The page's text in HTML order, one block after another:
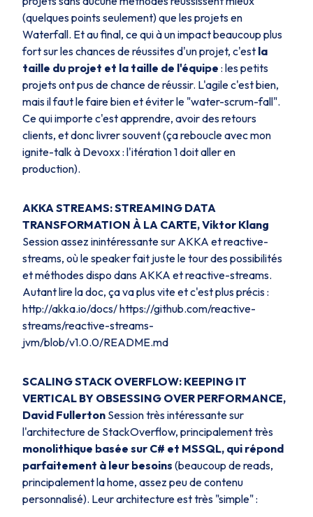
(quelques points seulement) que les projets en
Waterfall. Et au final, ce qui à un impact beaucoup plus
fort sur les chances de réussites d'un projet, c'est la
taille du projet et la taille de l'équipe : les petits
projets ont pus de chance de réussir. L'agile c'est bien,
mais il faut le faire bien et éviter le "water-scrum-fall".
Ce qui importe c'est apprendre, avoir des retours
clients, et donc livrer souvent (ça reboucle avec mon
ignite-talk à Devoxx : l'itération 1 doit aller en
production).
AKKA STREAMS: STREAMING DATA
TRANSFORMATION À LA CARTE, Viktor Klang
Session assez inintéressante sur AKKA et reactive-
streams, où le speaker fait juste le tour des possibilités
et méthodes dispo dans AKKA et reactive-streams.
Autant lire la doc, ça va plus vite et c'est plus précis :
http://akka.io/docs/ https://github.com/reactive-
streams/reactive-streams-
jvm/blob/v1.0.0/README.md
SCALING STACK OVERFLOW: KEEPING IT
VERTICAL BY OBSESSING OVER PERFORMANCE,
David Fullerton Session très intéressante sur
l'architecture de StackOverflow, principalement très
monolithique basée sur C# et MSSQL, qui répond
parfaitement à leur besoins (beaucoup de reads,
principalement la home, assez peu de contenu
personnalisé). Leur architecture est très "simple" :